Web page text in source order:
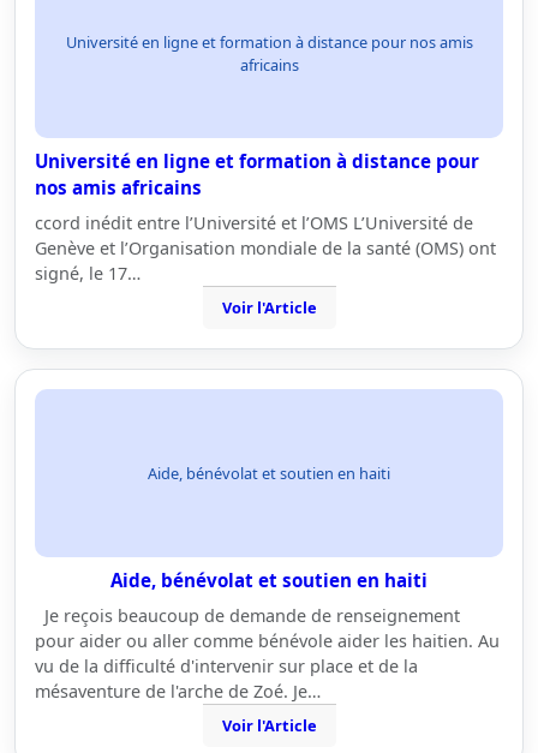
Université en ligne et formation à distance pour nos amis
africains
Université en ligne et formation à distance pour
nos amis africains
ccord inédit entre l’Université et l’OMS L’Université de
Genève et l’Organisation mondiale de la santé (OMS) ont
signé, le 17…
Voir l'Article
Aide, bénévolat et soutien en haiti
Aide, bénévolat et soutien en haiti
Je reçois beaucoup de demande de renseignement
pour aider ou aller comme bénévole aider les haitien. Au
vu de la difficulté d'intervenir sur place et de la
mésaventure de l'arche de Zoé. Je…
Voir l'Article